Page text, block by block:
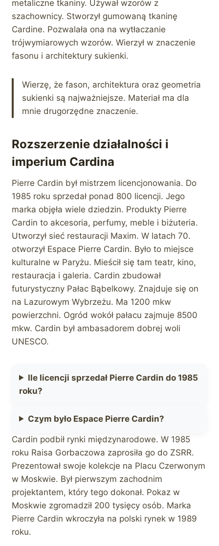
metaliczne tkaniny. Używał wzorów z
szachownicy. Stworzył gumowaną tkaninę
Cardine. Pozwalała ona na wytłaczanie
trójwymiarowych wzorów. Wierzył w znaczenie
fasonu i architektury sukienki.
Wierzę, że fason, architektura oraz geometria
sukienki są najważniejsze. Materiał ma dla
mnie drugorzędne znaczenie.
Rozszerzenie działalności i
imperium Cardina
Pierre Cardin był mistrzem licencjonowania. Do
1985 roku sprzedał ponad 800 licencji. Jego
marka objęła wiele dziedzin. Produkty Pierre
Cardin to akcesoria, perfumy, meble i biżuteria.
Utworzył sieć restauracji Maxim. W latach 70.
otworzył Espace Pierre Cardin. Było to miejsce
kulturalne w Paryżu. Mieścił się tam teatr, kino,
restauracja i galeria. Cardin zbudował
futurystyczny Pałac Bąbelkowy. Znajduje się on
na Lazurowym Wybrzeżu. Ma 1200 mkw
powierzchni. Ogród wokół pałacu zajmuje 8500
mkw. Cardin był ambasadorem dobrej woli
UNESCO.
Ile licencji sprzedał Pierre Cardin do 1985
roku?
Czym było Espace Pierre Cardin?
Cardin podbił rynki międzynarodowe. W 1985
roku Raisa Gorbaczowa zaprosiła go do ZSRR.
Prezentował swoje kolekcje na Placu Czerwonym
w Moskwie. Był pierwszym zachodnim
projektantem, który tego dokonał. Pokaz w
Moskwie zgromadził 200 tysięcy osób. Marka
Pierre Cardin wkroczyła na polski rynek w 1989
roku.